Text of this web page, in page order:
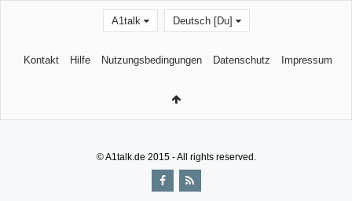
A1talk Deutsch [Du]
Kontakt Hilfe Nutzungsbedingungen Datenschutz Impressum
© A1talk.de 2015 - All rights reserved.